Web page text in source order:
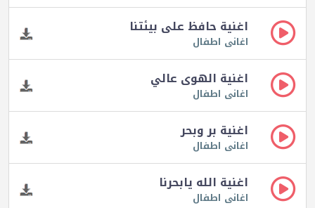
اغنية حافظ على بيئتنا
اغانى اطفال
اغنية الهوى عالي
اغانى اطفال
اغنية بر وبحر
اغانى اطفال
اغنية الله يابحرنا
اغانى اطفال